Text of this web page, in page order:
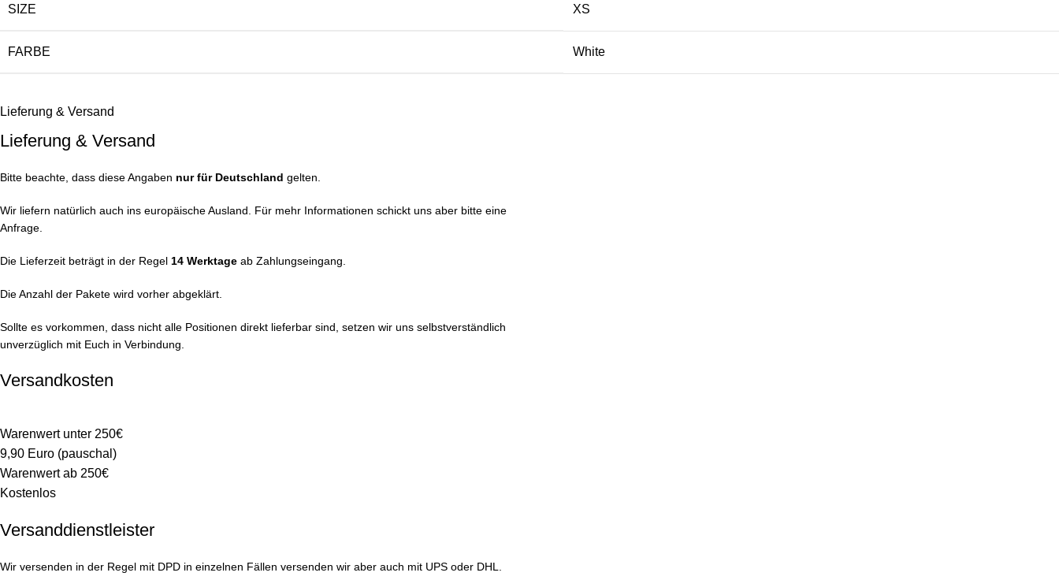
SIZE XS
FARBE White
Lieferung & Versand
Lieferung & Versand
Bitte beachte, dass diese Angaben nur für Deutschland gelten.
Wir liefern natürlich auch ins europäische Ausland. Für mehr Informationen schickt uns aber bitte eine
Anfrage.
Die Lieferzeit beträgt in der Regel 14 Werktage ab Zahlungseingang.
Die Anzahl der Pakete wird vorher abgeklärt.
Sollte es vorkommen, dass nicht alle Positionen direkt lieferbar sind, setzen wir uns selbstverständlich
unverzüglich mit Euch in Verbindung.
Versandkosten
Warenwert unter 250€
9,90 Euro (pauschal)
Warenwert ab 250€
Kostenlos
Versanddienstleister
Wir versenden in der Regel mit DPD in einzelnen Fällen versenden wir aber auch mit UPS oder DHL.